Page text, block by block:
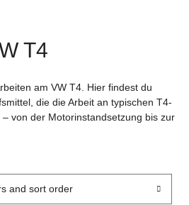
T4
am VW T4. Hier findest du
die die Arbeit an typischen T4-
von der Motorinstandsetzung bis zur
and sort order